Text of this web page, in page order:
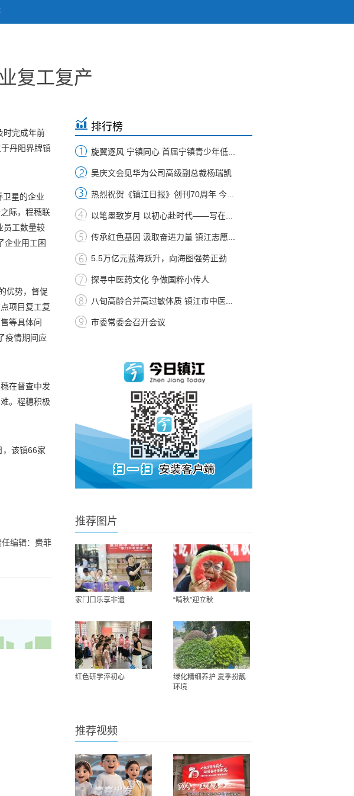
复工复产
时完成年前
丹阳界牌镇
卫星的企业
际，程穗联
员工数量较
企业用工困
优势，督促
项目复工复
等具体问
疫情期间应
在督查中发
。程穗积极
，该镇66家
任编辑：费菲
排行榜
旋翼逐风 宁镇同心 首届宁镇青少年低...
吴庆文会见华为公司高级副总裁杨瑞凯
热烈祝贺《镇江日报》创刊70周年 今...
以笔墨致岁月 以初心赴时代——写在...
传承红色基因 汲取奋进力量 镇江志愿...
5.5万亿元蓝海跃升，向海图强势正劲
探寻中医药文化 争做国粹小传人
八旬高龄合并高过敏体质 镇江市中医...
市委常委会召开会议
推荐图片
家门口乐享非遗 “啃秋”迎立秋
红色研学淬初心
绿化精细养护 夏季扮靓
环境
推荐视频